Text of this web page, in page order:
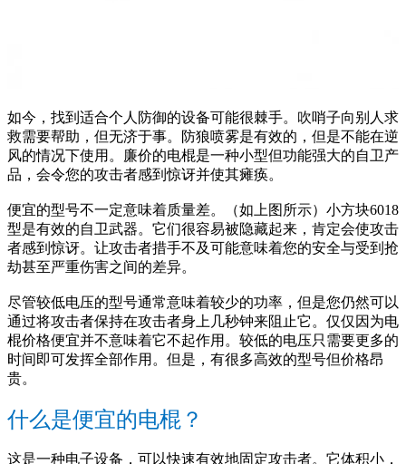
如今，找到适合个人防御的设备可能很棘手。吹哨子向别人求
救需要帮助，但无济于事。防狼喷雾是有效的，但是不能在逆
风的情况下使用。廉价的电棍是一种小型但功能强大的自卫产
品，会令您的攻击者感到惊讶并使其瘫痪。
便宜的型号不一定意味着质量差。（如上图所示）小方块6018
型是有效的自卫武器。它们很容易被隐藏起来，肯定会使攻击
者感到惊讶。让攻击者措手不及可能意味着您的安全与受到抢
劫甚至严重伤害之间的差异。
尽管较低电压的型号通常意味着较少的功率，但是您仍然可以
通过将攻击者保持在攻击者身上几秒钟来阻止它。仅仅因为电
棍价格便宜并不意味着它不起作用。较低的电压只需要更多的
时间即可发挥全部作用。但是，有很多高效的型号但价格昂
贵。
什么是便宜的电棍？
这是一种电子设备，可以快速有效地固定攻击者。它体积小，